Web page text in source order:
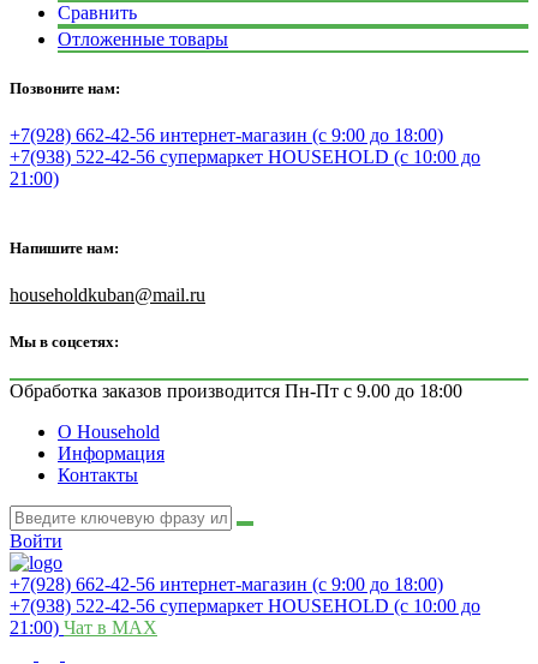
Сравнить
Отложенные товары
Позвоните нам:
+7(928) 662-42-56 интернет-магазин (с 9:00 до 18:00)
+7(938) 522-42-56 супермаркет HOUSEHOLD (с 10:00 до
21:00)
Напишите нам:
householdkuban@mail.ru
Мы в соцсетях:
Обработка заказов производится Пн-Пт с 9.00 до 18:00
О Household
Информация
Контакты
Войти
+7(928) 662-42-56 интернет-магазин (с 9:00 до 18:00)
+7(938) 522-42-56 супермаркет HOUSEHOLD (с 10:00 до
21:00) Чат в MAX